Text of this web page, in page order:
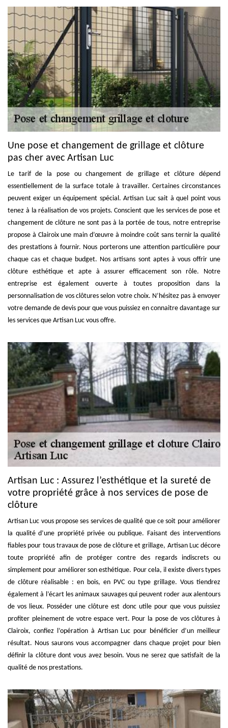
Une pose et changement de grillage et clôture
pas cher avec Artisan Luc
Le tarif de la pose ou changement de grillage et clôture dépend
essentiellement de la surface totale à travailler. Certaines circonstances
peuvent exiger un équipement spécial. Artisan Luc sait à quel point vous
tenez à la réalisation de vos projets. Conscient que les services de pose et
changement de clôture ne sont pas à la portée de tous, notre entreprise
propose à Clairoix une main d’œuvre à moindre coût sans ternir la qualité
des prestations à fournir. Nous porterons une attention particulière pour
chaque cas et chaque budget. Nos artisans sont aptes à vous offrir une
clôture esthétique et apte à assurer efficacement son rôle. Notre
entreprise est également ouverte à toutes proposition dans la
personnalisation de vos clôtures selon votre choix. N’hésitez pas à envoyer
votre demande de devis pour que vous puissiez en connaitre davantage sur
les services que Artisan Luc vous offre.
Artisan Luc : Assurez l’esthétique et la sureté de
votre propriété grâce à nos services de pose de
clôture
Artisan Luc vous propose ses services de qualité que ce soit pour améliorer
la qualité d’une propriété privée ou publique. Faisant des interventions
fiables pour tous travaux de pose de clôture et grillage, Artisan Luc décore
toute propriété afin de protéger contre des regards indiscrets ou
simplement pour améliorer son esthétique. Pour cela, il existe divers types
de clôture réalisable : en bois, en PVC ou type grillage. Vous tiendrez
également à l’écart les animaux sauvages qui peuvent roder aux alentours
de vos lieux. Posséder une clôture est donc utile pour que vous puissiez
profiter pleinement de votre espace vert. Pour la pose de vos clôtures à
Clairoix, confiez l’opération à Artisan Luc pour bénéficier d’un meilleur
résultat. Nous saurons vous accompagner dans chaque projet pour bien
définir la clôture dont vous avez besoin. Vous ne serez que satisfait de la
qualité de nos prestations.